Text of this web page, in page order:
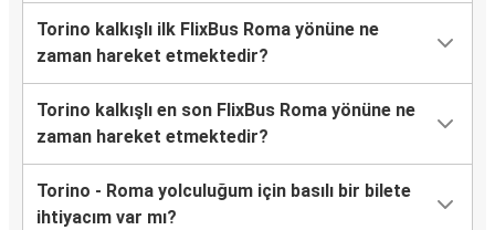
Torino kalkışlı ilk FlixBus Roma yönüne ne
zaman hareket etmektedir?
Torino kalkışlı en son FlixBus Roma yönüne ne
zaman hareket etmektedir?
Torino - Roma yolculuğum için basılı bir bilete
ihtiyacım var mı?